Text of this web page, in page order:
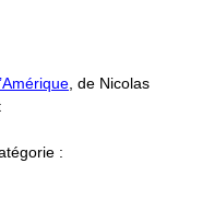
, de Nicolas
: